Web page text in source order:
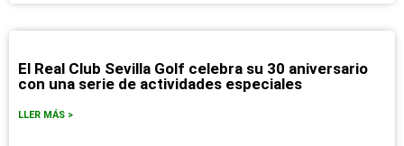
El Real Club Sevilla Golf celebra su 30 aniversario
con una serie de actividades especiales
LLER MÁS >